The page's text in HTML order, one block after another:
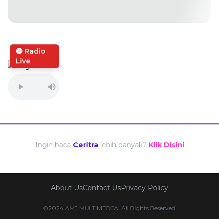
🔴 Radio
Live
Ingin baca Ceritra lebih banyak? Klik Disini
About UsContact UsPrivacy Policy
©2024 AMJ MULTIMEDJA. All Rights Reserved.